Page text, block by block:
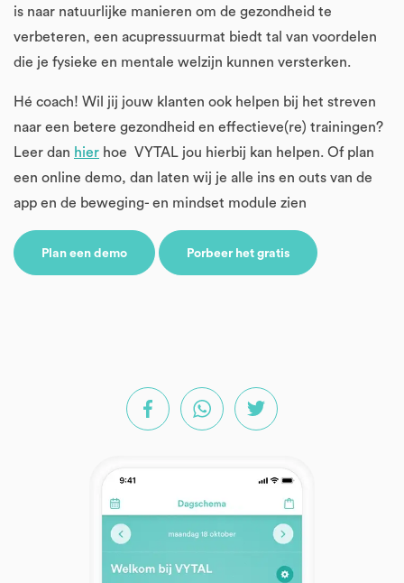
is naar natuurlijke manieren om de gezondheid te
verbeteren, een acupressuurmat biedt tal van voordelen
die je fysieke en mentale welzijn kunnen versterken.
Hé coach! Wil jij jouw klanten ook helpen bij het streven
naar een betere gezondheid en effectieve(re) trainingen?
Leer dan hier hoe VYTAL jou hierbij kan helpen. Of plan
een online demo, dan laten wij je alle ins en outs van de
app en de beweging- en mindset module zien
Plan een demo Porbeer het gratis